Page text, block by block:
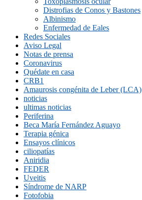
Distrofias de Conos y Bastones
Albinismo
Enfermedad de Eales
Redes Sociales
Aviso Legal
Notas de prensa
Coronavirus
Quédate en casa
CRB1
Amaurosis congénita de Leber (LCA)
noticias
ultimas noticias
Periferina
Beca María Fernández Aguayo
Terapia génica
Ensayos clínicos
ciliopatías
Aniridia
FEDER
Uveitis
Síndrome de NARP
Fotofobia